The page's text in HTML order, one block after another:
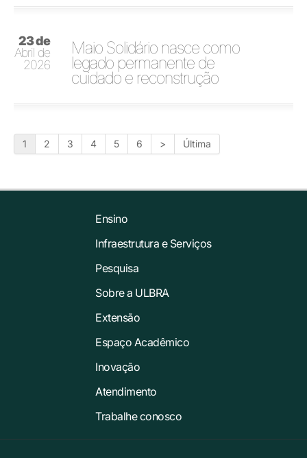
23 de
Abril de
2026
Maio Solidário nasce como
legado permanente de
cuidado e reconstrução
1 2 3 4 5 6 > Última
Ensino
Infraestrutura e Serviços
Pesquisa
Sobre a ULBRA
Extensão
Espaço Acadêmico
Inovação
Atendimento
Trabalhe conosco